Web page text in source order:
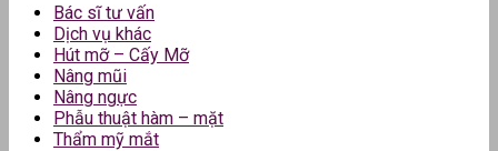
Bác sĩ tư vấn
Dịch vụ khác
Hút mỡ – Cấy Mỡ
Nâng mũi
Nâng ngực
Phẫu thuật hàm – mặt
Thẩm mỹ mắt